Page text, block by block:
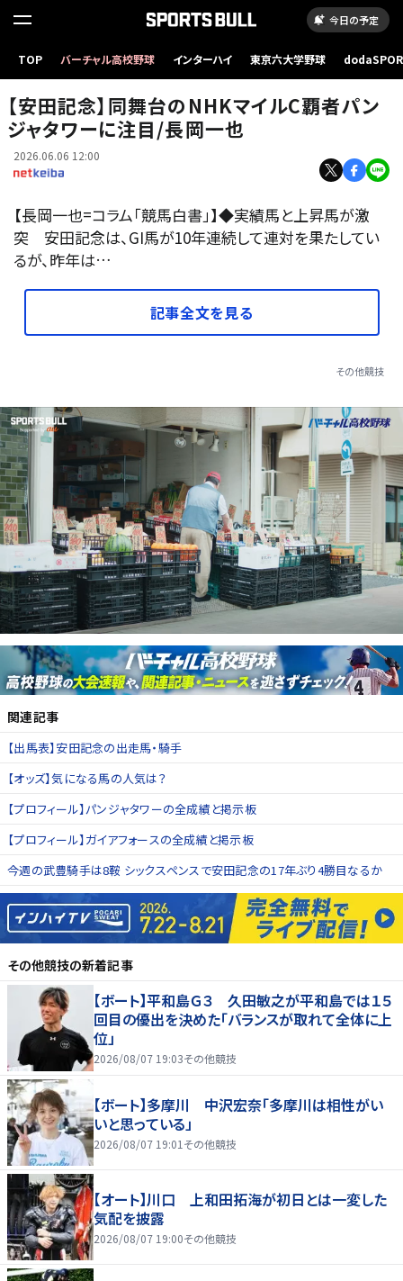
今日の予定
TOP バーチャル高校野球 インターハイ 東京六大学野球
長岡一也さん(フリーアナウンサー)
【安田記念】同舞台のNHKマイルC覇者パン
ジャタワーに注目/長岡一也
2026.06.06 12:00
【長岡一也=コラム「競馬白書」】◆実績馬と上昇馬が激
突 安田記念は、GI馬が10年連続して連対を果たしてい
るが、昨年は…
記事全文を見る
その他競技
関連記事
【出馬表】安田記念の出走馬・騎手
【オッズ】気になる馬の人気は？
【プロフィール】パンジャタワーの全成績と掲示板
【プロフィール】ガイアフォースの全成績と掲示板
今週の武豊騎手は8鞍 シックスペンスで安田記念の17年ぶり4勝目なるか
その他競技の新着記事
【ボート】平和島Ｇ３ 久田敏之が平和島では１５
回目の優出を決めた「バランスが取れて全体に上
位」
2026/08/07 19:03その他競技
【ボート】多摩川 中沢宏奈「多摩川は相性がい
いと思っている」
2026/08/07 19:01 その他競技
【オート】川口 上和田拓海が初日とは一変した
気配を披露
2026/08/07 19:00その他競技